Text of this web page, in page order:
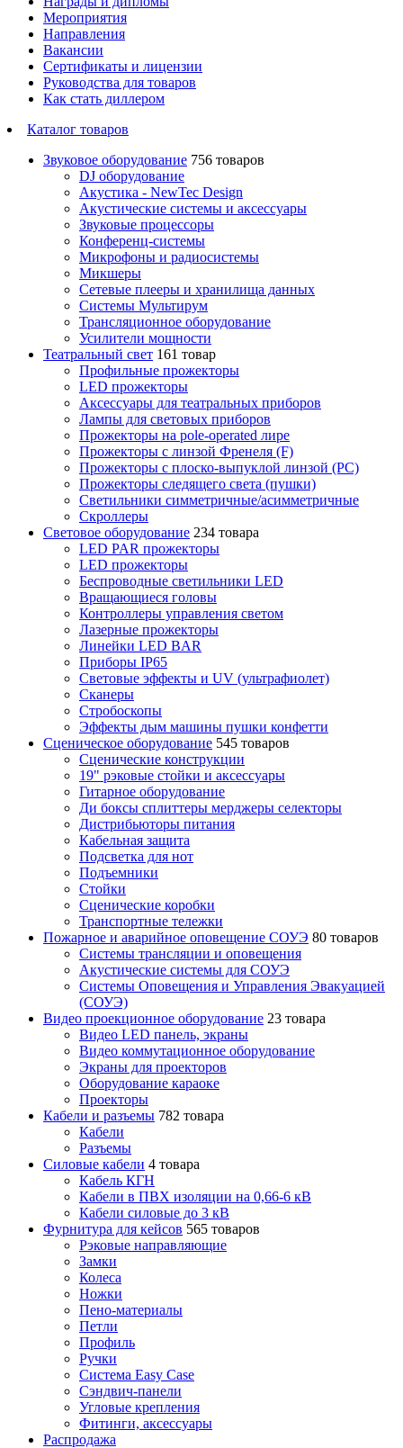
Мероприятия
Направления
Вакансии
Сертификаты и лицензии
Руководства для товаров
Как стать диллером
Каталог товаров
Звуковое оборудование 756 товаров
DJ оборудование
Акустика - NewTec Design
Акустические системы и аксессуары
Звуковые процессоры
Конференц-системы
Микрофоны и радиосистемы
Микшеры
Сетевые плееры и хранилища данных
Системы Мультирум
Трансляционное оборудование
Усилители мощности
Театральный свет 161 товар
Профильные прожекторы
LED прожекторы
Аксессуары для театральных приборов
Лампы для световых приборов
Прожекторы на pole-operated лире
Прожекторы с линзой Френеля (F)
Прожекторы с плоско-выпуклой линзой (PC)
Прожекторы следящего света (пушки)
Светильники симметричные/асимметричные
Скроллеры
Световое оборудование 234 товара
LED PAR прожекторы
LED прожекторы
Беспроводные светильники LED
Вращающиеся головы
Контроллеры управления светом
Лазерные прожекторы
Линейки LED BAR
Приборы IP65
Световые эффекты и UV (ультрафиолет)
Сканеры
Стробоскопы
Эффекты дым машины пушки конфетти
Сценическое оборудование 545 товаров
Сценические конструкции
19" рэковые стойки и аксесcуары
Гитарное оборудование
Ди боксы сплиттеры мерджеры селекторы
Дистрибьюторы питания
Кабельная защита
Подсветка для нот
Подъемники
Стойки
Сценические коробки
Транспортные тележки
Пожарное и аварийное оповещение СОУЭ 80 товаров
Cистемы трансляции и оповещения
Акустические системы для СОУЭ
Системы Оповещения и Управления Эвакуацией
(СОУЭ)
Видео проекционное оборудование 23 товара
Видео LED панель, экраны
Видео коммутационное оборудование
Экраны для проекторов
Оборудование караоке
Проекторы
Кабели и разъемы 782 товара
Кабели
Разъемы
Силовые кабели 4 товара
Кабель КГН
Кабели в ПВХ изоляции на 0,66-6 кВ
Кабели силовые до 3 кВ
Фурнитура для кейсов 565 товаров
Рэковые направляющие
Замки
Колеса
Ножки
Пено-материалы
Петли
Профиль
Ручки
Система Easy Case
Сэндвич-панели
Угловые крепления
Фитинги, аксессуары
Распродажа